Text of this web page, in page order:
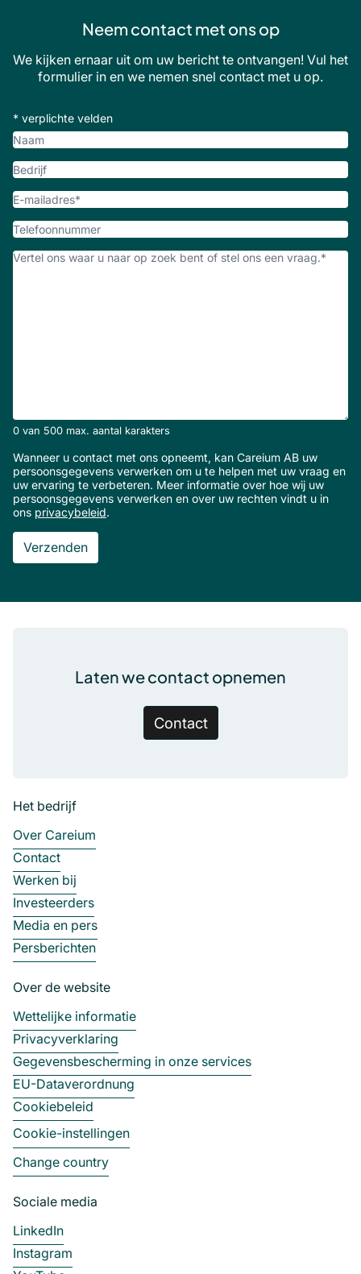
Neem contact met ons op
We kijken ernaar uit om uw bericht te ontvangen! Vul het
formulier in en we nemen snel contact met u op.
* verplichte velden
Naam
Bedrijf
E-
Telefoonnummer
Hoe
0 van 500 max. aantal karakters
Wanneer u contact met ons opneemt, kan Careium AB uw
persoonsgegevens verwerken om u te helpen met uw vraag en
uw ervaring te verbeteren. Meer informatie over hoe wij uw
persoonsgegevens verwerken en over uw rechten vindt u in
ons privacybeleid.
Het bedrijf
Over Careium
Contact
Werken bij
Investeerders
Media en pers
Persberichten
Over de website
Wettelijke informatie
Privacyverklaring
Gegevensbescherming in onze services
EU-Dataverordnung
Cookiebeleid
Cookie-instellingen
Change country
Sociale media
LinkedIn
Instagram
Laten we contact opnemen
Contact